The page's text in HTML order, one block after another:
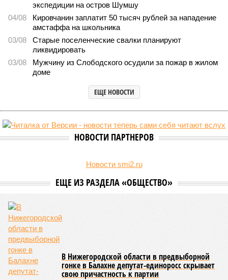
Килограмм свиного шашлыка в Кировской области
превысил 1,6 тысяч рублей
рублей (фото: magnific.com/freepik)
Жители региона готовятся к шашлычному сезону. Но перед тем
как отправиться за мясом, важно оценить цены и выбрать
оптимальный вариант.
лидером по популярности среди
решений, в апреле 2026 года цена за килограмм бескостной
сравнения: в соседней Нижегородской области цена чуть
ниже – около 1458 рублей, а в Костроме – 1370 рублей. В
Марий Эл цена совпадает – 1664 рубля за килограмм.
Если рассматривать более дорогие виды мяса, то
баранина – не для каждого. Помните, что её цена
значительно выше: в регионе она достигает около 4597
рублей за килограмм (не включая бескостное мясо). Это